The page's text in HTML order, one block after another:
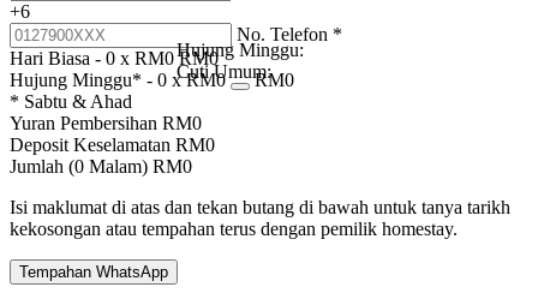
+6
No. Telefon *
Hari Biasa - 0 x RM0 RM0
Hujung Minggu* - 0 x RM0
Hujung Minggu:
Cuti Umum:RM0
* Sabtu & Ahad
Yuran Pembersihan RM0
Deposit Keselamatan RM0
Jumlah (0 Malam) RM0
Isi maklumat di atas dan tekan butang di bawah untuk tanya tarikh
kekosongan atau tempahan terus dengan pemilik homestay.
Tempahan WhatsApp